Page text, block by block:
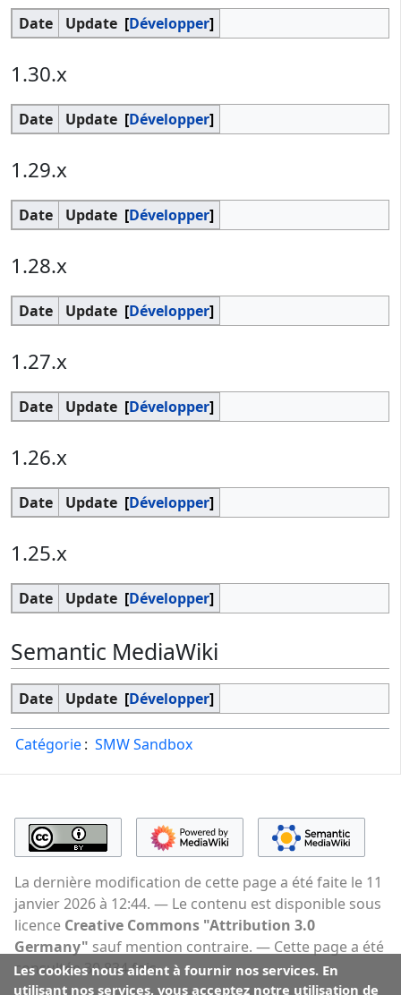
Date Développer
Update
1.30.x
Date Développer
Update
1.29.x
Date Développer
Update
1.28.x
Date Développer
Update
1.27.x
Date Développer
Update
1.26.x
Date Développer
Update
1.25.x
Date Développer
Update
Semantic MediaWiki
Date Développer
Update
Catégorie: SMW Sandbox
Les cookies nous aident à fournir nos services. En
utilisant nos services, vous acceptez notre utilisation de
La dernière modification de cette page a été faite le 11
janvier 2026 à 12:44.
Le contenu est disponible sous
licence Creative Commons "Attribution 3.0
Germany" sauf mention contraire.
Cette page a été
consultée 30 834 fois.